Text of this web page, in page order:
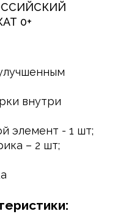
0+
внутри
элемент - 1 шт;
– 2 шт;